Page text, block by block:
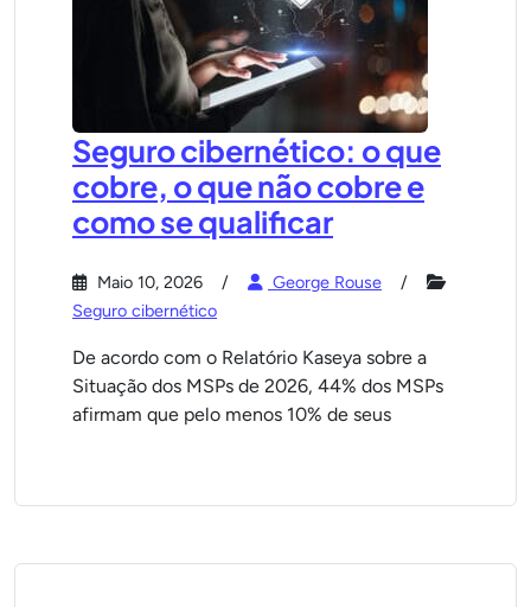
Seguro cibernético: o que
cobre, o que não cobre e
como se qualificar
Maio 10, 2026
George Rouse
Seguro cibernético
De acordo com o Relatório Kaseya sobre a
Situação dos MSPs de 2026, 44% dos MSPs
afirmam que pelo menos 10% de seus